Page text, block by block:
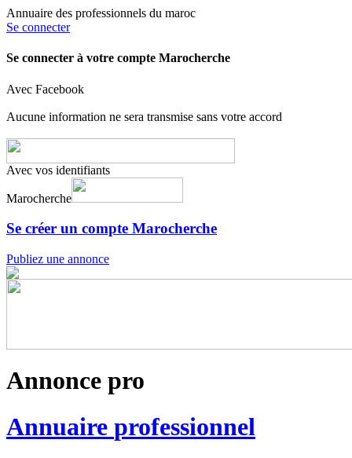
Annuaire des professionnels du maroc
Se connecter
Se connecter à votre compte Marocherche
Avec Facebook
Aucune information ne sera transmise sans votre accord
Avec vos identifiants
Marocherche
Se créer un compte Marocherche
Publiez une annonce
Annonce pro
Annuaire professionnel